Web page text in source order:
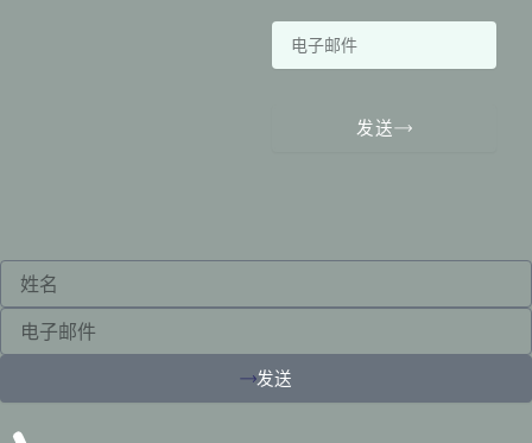
e
发送
Name
Email
发送